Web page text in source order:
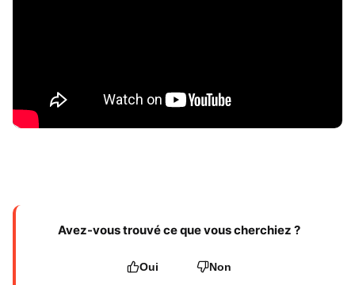
Avez-vous trouvé ce que vous cherchiez ?
Oui Non